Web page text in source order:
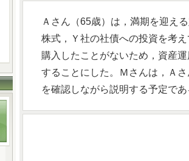
Ａさん（65歳）は，満期を迎え
株式，Ｙ社の社債への投資を考
購入したことがないため，資産
することにした。Ｍさんは，Ａ
を確認しながら説明する予定であ